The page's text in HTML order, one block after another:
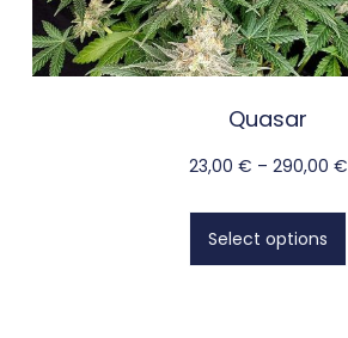
Quasar
23,00 € – 290,00 €
Select options